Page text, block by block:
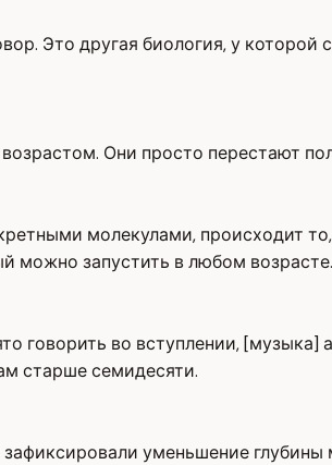
Это другая биология, у которой
Они просто перестают
молекулами, происходит
можно запустить в любом
говорить во вступлении,
старше семидесяти.
уменьшение